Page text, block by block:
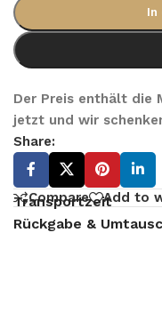
In
Der Preis enthält die
jetzt und wir
Share:
Compare Add to
Transportzeit
Rückgabe &